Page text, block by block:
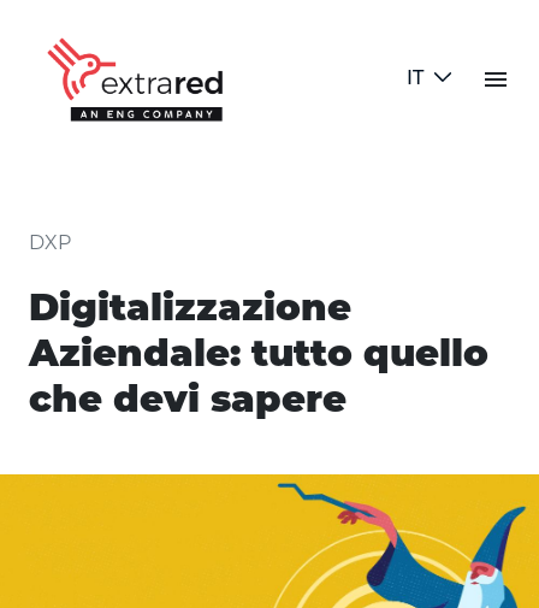
menu
DXP
Digitalizzazione
Aziendale: tutto quello
che devi sapere